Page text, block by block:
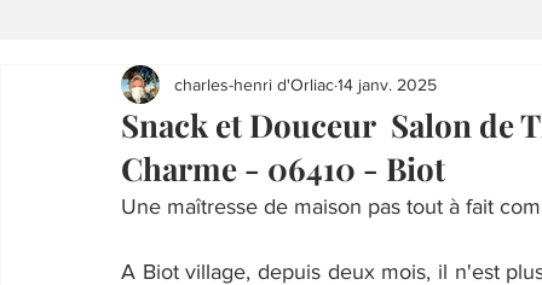
Snack et Douceur Salon de
Charme - 06410 - Biot
charles-henri d'Orliac14 janv. 2025
Une maîtresse de maison pas tout à fait
A Biot village, depuis deux mois, il n'est